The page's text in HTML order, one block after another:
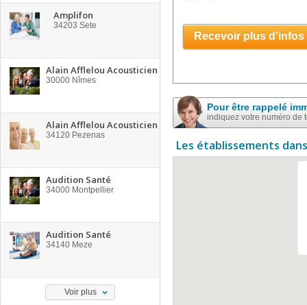
Amplifon
34203 Sete
Alain Afflelou Acousticien
30000 Nîmes
Alain Afflelou Acousticien
34120 Pezenas
Audition Santé
34000 Montpellier
Audition Santé
34140 Meze
Voir plus
Recevoir plus d'infos
Pour être rappelé
indiquez votre numéro de
Les établissements